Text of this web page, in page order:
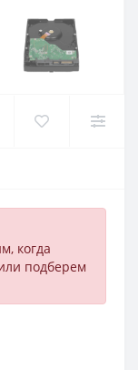
когда
подберем